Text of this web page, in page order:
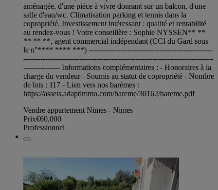
aménagée, d'une pièce à vivre donnant sur un balcon, d'une
salle d'eau/wc. Climatisation parking et tennis dans la
copropriété. Investissement intéressant : qualité et rentabilité
au rendez-vous ! Votre conseillère : Sophie NYSSEN** **
** ** **, agent commercial indépendant (CCI du Gard sous
le n°**** **** ***) ---------------------------------------------------
------------------------------------------------------------------------------
--------------- Informations complémentaires : - Honoraires à la
charge du vendeur - Soumis au statut de copropriété - Nombre
de lots : 117 - Lien vers nos barèmes :
https://assets.adaptimmo.com/bareme/30162/bareme.pdf
Vendre appartement Nimes - Nimes
Prix€60,000
Professionnel